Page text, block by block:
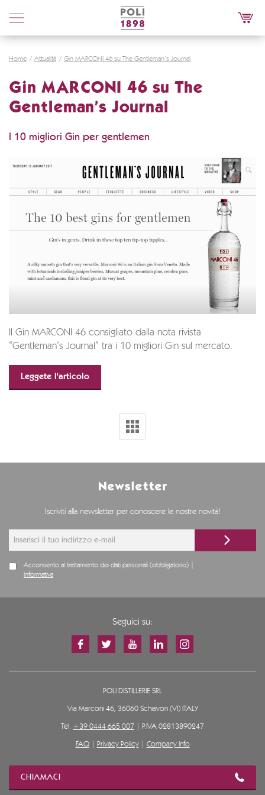
Poli
Distillerie
Home Attualità Gin MARCONI 46 su The Gentleman’s Journal
Gin MARCONI 46 su The
Gentleman’s Journal
I 10 migliori Gin per gentlemen
Il Gin MARCONI 46 consigliato dalla nota rivista
“Gentleman’s Journal” tra i 10 migliori Gin sul mercato.
Leggete l'articolo
Newsletter
Iscriviti alla newsletter per conoscere le nostre novità!
Acconsento al trattamento dei dati personali (obbligatorio) |
Informativa
Seguici su:
POLI DISTILLERIE SRL
Via Marconi 46, 36060 Schiavon (VI) ITALY
Tel. +39 0444 665 007 | P.IVA 02813890247
FAQ| Privacy Policy| Company Info
CHIAMACI